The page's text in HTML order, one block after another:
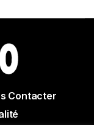
Contacter